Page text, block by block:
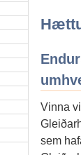
Vinna
sem